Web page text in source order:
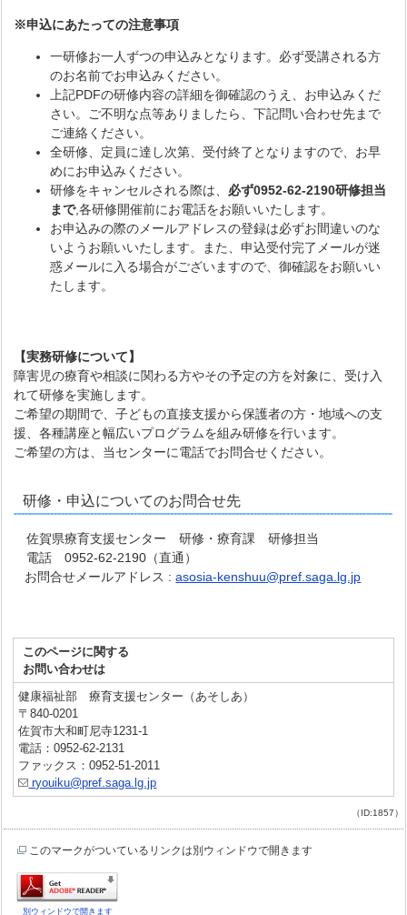
※申込にあたっての注意事項
一研修お一人ずつの申込みとなります。必ず受講される方
のお名前でお申込みください。
上記PDFの研修内容の詳細を御確認のうえ、お申込みくだ
さい。ご不明な点等ありましたら、下記問い合わせ先まで
ご連絡ください。
全研修、定員に達し次第、受付終了となりますので、お早
めにお申込みください。
研修をキャンセルされる際は、 必ず0952-62-2190研修担当
まで,各研修開催前にお電話をお願いいたします。
お申込みの際のメールアドレスの登録は必ずお間違いのな
いようお願いいたします。また、申込受付完了メールが迷
惑メールに入る場合がございますので、御確認をお願いい
たします。
【実務研修について】
障害児の療育や相談に関わる方やその予定の方を対象に、受け入
れて研修を実施します。
ご希望の期間で、子どもの直接支援から保護者の方・地域への支
援、各種講座と幅広いプログラムを組み研修を行います。
ご希望の方は、当センターに電話でお問合せください。
研修・申込についてのお問合せ先
佐賀県療育支援センター 研修・療育課 研修担当
電話 0952-62-2190（直通）
お問合せメールアドレス :asosia-kenshuu@pref.saga.lg.jp
このページに関する
お問い合わせは
健康福祉部 療育支援センター（あそしあ）
〒840-0201
佐賀市大和町尼寺1231-1
電話：0952-62-2131
ファックス：0952-51-2011
ryouiku@pref.saga.lg.jp
（ID:1857）
このマークがついているリンクは別ウィンドウで開きます
別ウィンドウで開きます